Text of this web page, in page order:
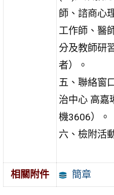
師、諮商心
工作師、醫
分及教師研
者）。
五、聯絡窗
治中心 高嘉
機3606）。
六、檢附活
相關附件 簡章